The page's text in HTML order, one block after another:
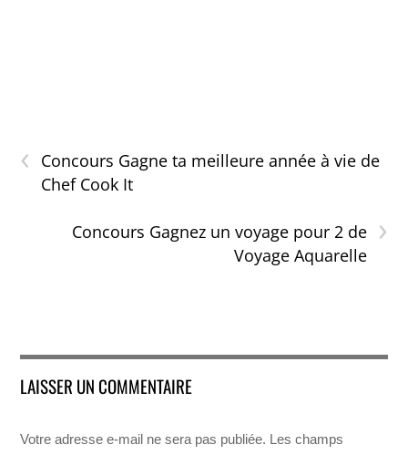
‹
Concours Gagne ta meilleure année à vie de
Chef Cook It
›
Concours Gagnez un voyage pour 2 de
Voyage Aquarelle
LAISSER UN COMMENTAIRE
Votre adresse e-mail ne sera pas publiée. Les champs